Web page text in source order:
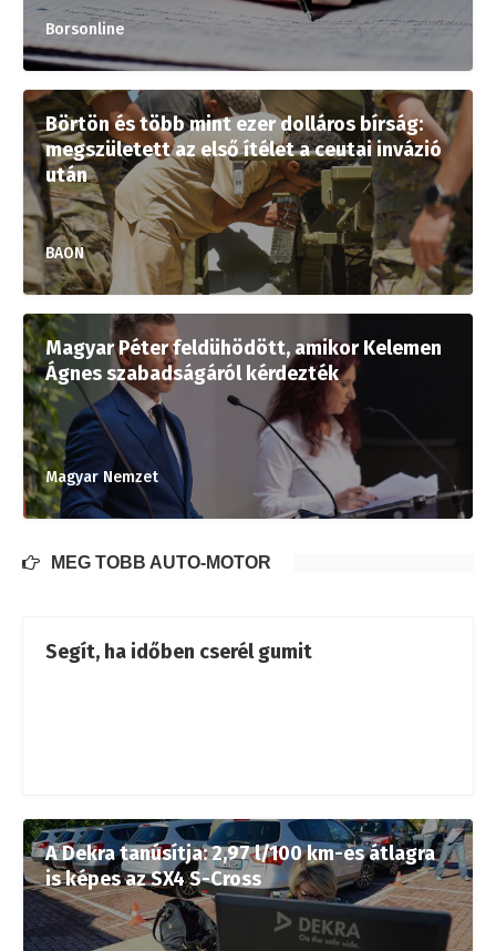
Borsonline
Börtön és több mint ezer dolláros bírság:
megszületett az első ítélet a ceutai invázió
után
BAON
Magyar Péter feldühödött, amikor Kelemen
Ágnes szabadságáról kérdezték
Magyar Nemzet
MÉG TÖBB AUTÓ-MOTOR
Segít, ha időben cserél gumit
A Dekra tanúsítja: 2,97 l/100 km-es átlagra
is képes az SX4 S-Cross